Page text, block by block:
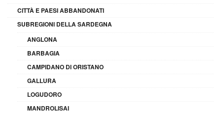
CITTÀ E PAESI ABBANDONATI
SUBREGIONI DELLA SARDEGNA
ANGLONA
BARBAGIA
CAMPIDANO DI ORISTANO
GALLURA
LOGUDORO
MANDROLISAI